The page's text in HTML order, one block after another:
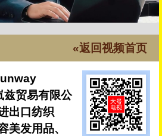
«返回视频首页
贸易有限公
出口纺织
美发用品、